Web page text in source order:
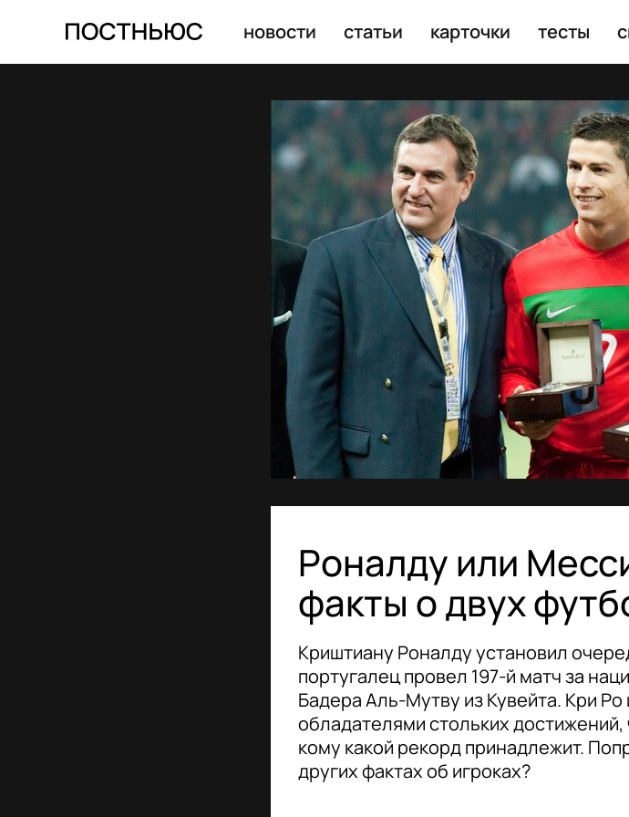
новости статьи карточки тесты
Роналду или
факты о двух
Криштиану Роналду установил
португалец провел 197-й матч за
Бадера Аль-Мутву из Кувейта. Кри
обладателями стольких
кому какой рекорд принадлежит.
других фактах об игроках?